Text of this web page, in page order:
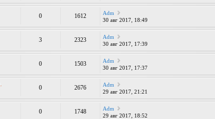
0 1612
Adm
30 авг 2017, 18:49
3 2323
Adm
30 авг 2017, 17:39
0 1503
Adm
30 авг 2017, 17:37
0 2676
Adm
29 авг 2017, 21:21
0 1748
Adm
29 авг 2017, 18:52